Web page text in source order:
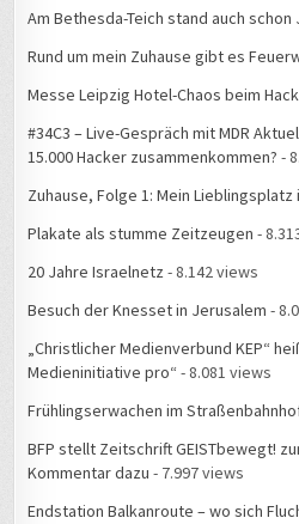
Am Bethesda-Teich stand auch schon
Rund um mein Zuhause gibt es
Messe Leipzig Hotel-Chaos beim
#34C3 – Live-Gespräch mit MDR
15.000 Hacker zusammenkommen? -
Zuhause, Folge 1: Mein Lieblingsplatz
Plakate als stumme Zeitzeugen -
20 Jahre Israelnetz - 8.142 views
Besuch der Knesset in Jerusalem -
„Christlicher Medienverbund KEP“
Medieninitiative pro“ - 8.081 views
Frühlingserwachen im
BFP stellt Zeitschrift GEISTbewegt!
Kommentar dazu - 7.997 views
Endstation Balkanroute – wo sich